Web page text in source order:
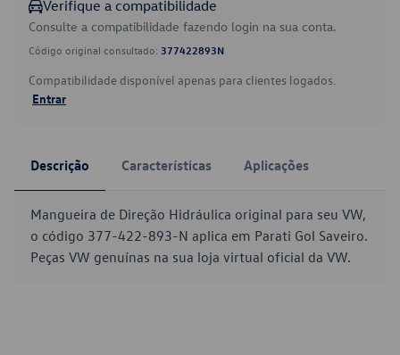
Verifique a compatibilidade
Consulte a compatibilidade fazendo login na sua conta.
Código original consultado: 377422893N
Compatibilidade disponível apenas para clientes logados.
Entrar
Descrição Características Aplicações
Mangueira de Direção Hidráulica original para seu VW,
o código 377-422-893-N aplica em Parati Gol Saveiro.
Peças VW genuínas na sua loja virtual oficial da VW.